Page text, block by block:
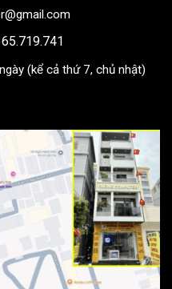
(kể cả thứ 7, chủ nhật)